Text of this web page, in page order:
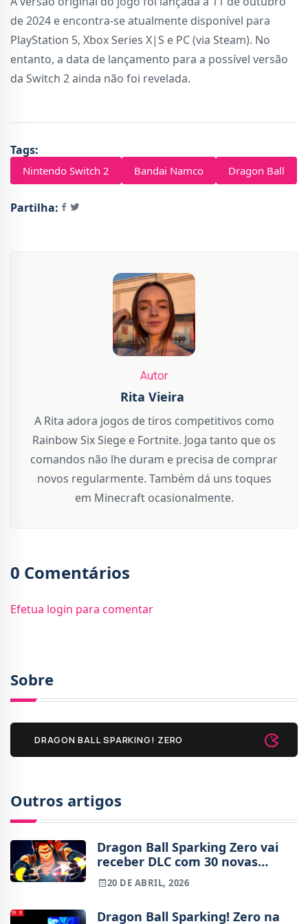
de 2024 e encontra-se atualmente disponível para
PlayStation 5, Xbox Series X|S e PC (via Steam). No
entanto, a data de lançamento para a possível versão
da Switch 2 ainda não foi revelada.
Tags:
Nintendo Switch 2 Bandai Namco Dragon Ball
Partilha:
Autor
Rita Vieira
A Rita adora jogos de tiros competitivos como
Rainbow Six Siege e Fortnite. Joga tanto que os
comandos não lhe duram e precisa de comprar
novos regularmente. Também dá uns toques
em Minecraft ocasionalmente.
0 Comentários
Efetua login para comentar
Sobre
DRAGON BALL SPARKING! ZERO
Outros artigos
Dragon Ball Sparking Zero vai
receber DLC com 30 novas
personagens e novo modo a
solo
20 DE ABRIL, 2026
Dragon Ball Sparking! Zero na